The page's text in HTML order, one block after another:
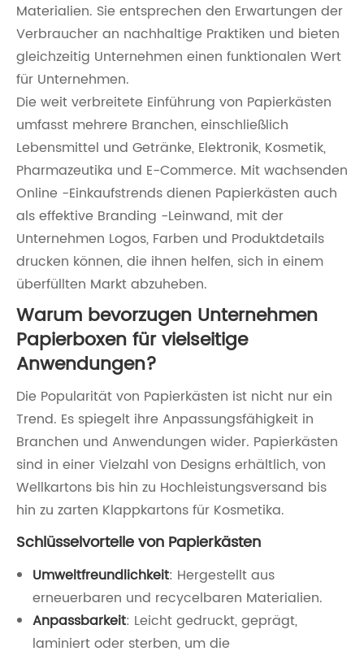
Materialien. Sie entsprechen den Erwartungen der
Verbraucher an nachhaltige Praktiken und bieten
gleichzeitig Unternehmen einen funktionalen Wert
für Unternehmen.
Die weit verbreitete Einführung von Papierkästen
umfasst mehrere Branchen, einschließlich
Lebensmittel und Getränke, Elektronik, Kosmetik,
Pharmazeutika und E-Commerce. Mit wachsenden
Online -Einkaufstrends dienen Papierkästen auch
als effektive Branding -Leinwand, mit der
Unternehmen Logos, Farben und Produktdetails
drucken können, die ihnen helfen, sich in einem
überfüllten Markt abzuheben.
Warum bevorzugen Unternehmen
Papierboxen für vielseitige
Anwendungen?
Die Popularität von Papierkästen ist nicht nur ein
Trend. Es spiegelt ihre Anpassungsfähigkeit in
Branchen und Anwendungen wider. Papierkästen
sind in einer Vielzahl von Designs erhältlich, von
Wellkartons bis hin zu Hochleistungsversand bis
hin zu zarten Klappkartons für Kosmetika.
Schlüsselvorteile von Papierkästen
Umweltfreundlichkeit: Hergestellt aus
erneuerbaren und recycelbaren Materialien.
Anpassbarkeit: Leicht gedruckt, geprägt,
laminiert oder sterben, um die